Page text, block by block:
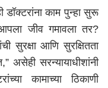
डॉक्टरांना काम पुन्हा सुरू
जीव गमावला तर?
सुरक्षा आणि सुरक्षितता
असेही सरन्यायाधीशांनी
कामाच्या ठिकाणी